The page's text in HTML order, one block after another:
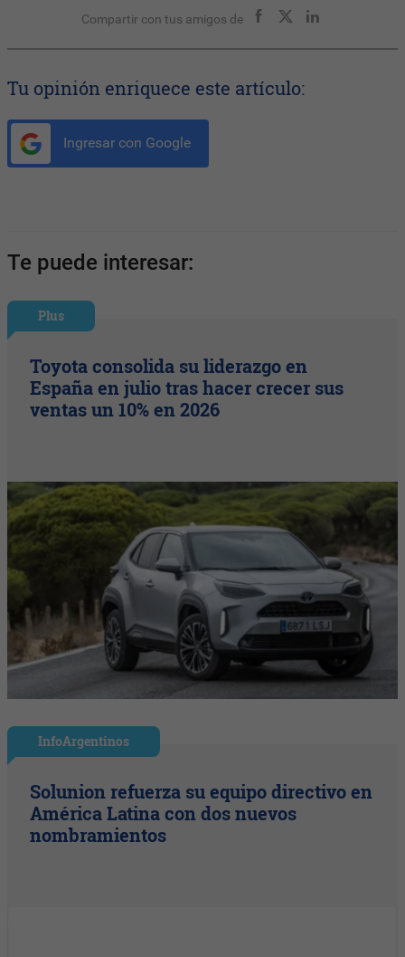
Compartir con tus amigos de
Tu opinión enriquece este artículo:
Ingresar con Google
Te puede interesar:
Plus
Toyota consolida su liderazgo en
España en julio tras hacer crecer sus
ventas un 10% en 2026
InfoArgentinos
Solunion refuerza su equipo directivo en
América Latina con dos nuevos
nombramientos